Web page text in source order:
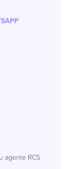
agente RCS